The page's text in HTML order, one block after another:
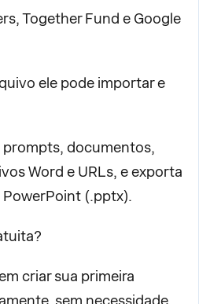
Together Fund e Google
ele pode importar e
documentos,
Word e URLs, e exporta
(.pptx).
criar sua primeira
sem necessidade